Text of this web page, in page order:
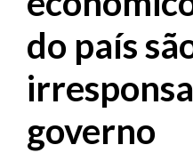
do país
governo